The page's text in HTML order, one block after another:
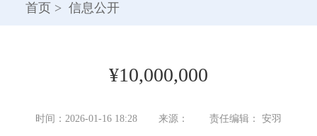
首页 > 信息公开
¥10,000,000
时间：2026-01-16 18:28 来源： 责任编辑： 安羽